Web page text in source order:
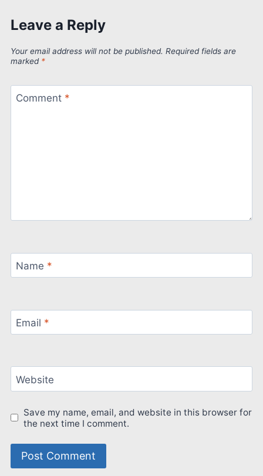
Leave a Reply
Your email address will not be published. Required fields are
marked *
Comment *
Name *
Email *
Website
Save my name, email, and website in this browser for
the next time I comment.